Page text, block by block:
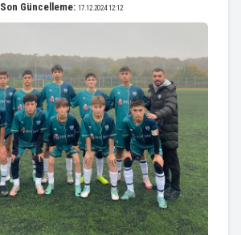
Son Güncelleme: 17.12.2024 12:12